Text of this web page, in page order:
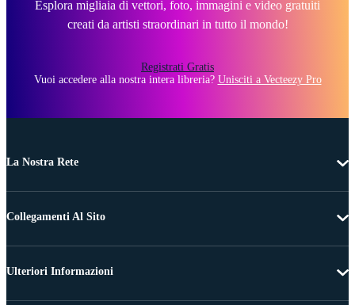
Esplora migliaia di vettori, foto, immagini e video gratuiti
creati da artisti straordinari in tutto il mondo!
Registrati Gratis
Vuoi accedere alla nostra intera libreria? Unisciti a Vecteezy Pro
La Nostra Rete
Collegamenti Al Sito
Ulteriori Informazioni